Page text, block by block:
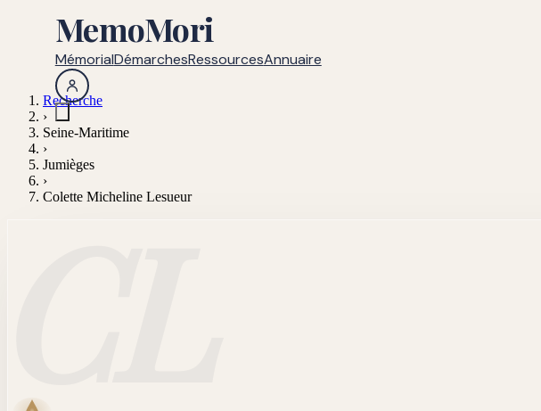
MemoMori
MémorialDémarchesRessourcesAnnuaire
Recherche
›
Seine-Maritime
›
Jumièges
›
Colette Micheline Lesueur